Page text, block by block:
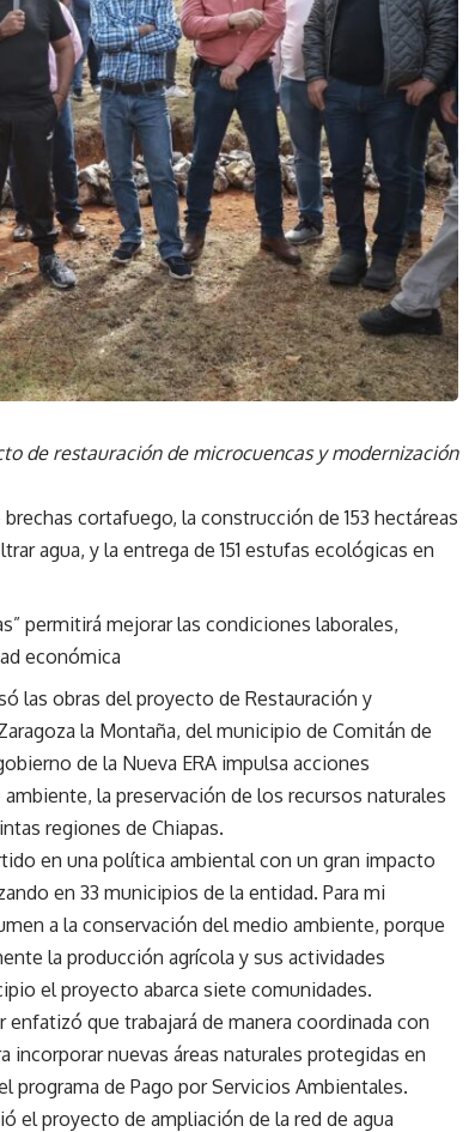
de restauración de microcuencas y modernización
cortafuego, la construcción de 153 hectáreas
agua, y la entrega de 151 estufas ecológicas en
permitirá mejorar las condiciones laborales,
económica
las obras del proyecto de Restauración y
la Montaña, del municipio de Comitán de
de la Nueva ERA impulsa acciones
la preservación de los recursos naturales
regiones de Chiapas.
en una política ambiental con un gran impacto
en 33 municipios de la entidad. Para mi
a la conservación del medio ambiente, porque
la producción agrícola y sus actividades
el proyecto abarca siete comunidades.
que trabajará de manera coordinada con
incorporar nuevas áreas naturales protegidas en
programa de Pago por Servicios Ambientales.
el proyecto de ampliación de la red de agua